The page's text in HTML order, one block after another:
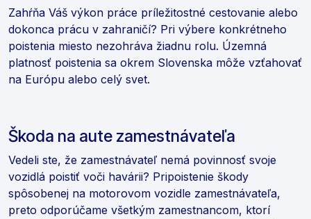
Zahŕňa Váš výkon práce príležitostné cestovanie alebo
dokonca prácu v zahraničí? Pri výbere konkrétneho
poistenia miesto nezohráva žiadnu rolu. Územná
platnosť poistenia sa okrem Slovenska môže vzťahovať
na Európu alebo celý svet.
Škoda na aute zamestnávateľa
Vedeli ste, že zamestnávateľ nemá povinnosť svoje
vozidlá poistiť voči havárii? Pripoistenie škody
spôsobenej na motorovom vozidle zamestnávateľa,
preto odporúčame všetkým zamestnancom, ktorí